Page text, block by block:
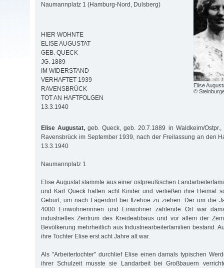
Elise
©
Naumannplatz 1 (Hamburg-Nord, Dulsberg)
HIER WOHNTE
ELISE AUGUSTAT
GEB. QUECK
JG. 1889
IM WIDERSTAND
VERHAFTET 1939
RAVENSBRÜCK
TOT AN HAFTFOLGEN
13.3.1940
Elise Augustat, geb. Queck, geb. 20.7.1889 in Waldkeim/
Ravensbrück im September 1939, nach der Freilassung an den
13.3.1940
Naumannplatz 1
Elise Augustat stammte aus einer ostpreußischen
und Karl Queck hatten acht Kinder und verließen ihre Heimat
Geburt, um nach Lägerdorf bei Itzehoe zu ziehen. Der um die
4000 Einwohnerinnen und Einwohner zählende Ort war
industrielles Zentrum des Kreideabbaus und vor allem der
Bevölkerung mehrheitlich aus Industriearbeiterfamilien bestand.
ihre Tochter Elise erst acht Jahre alt war.
Als "Arbeitertochter" durchlief Elise einen damals typischen
ihrer Schulzeit musste sie Landarbeit bei Großbauern